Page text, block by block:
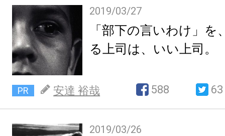
2019/03/27
「部下の言いわけ」
る上司は、いい上司。
PR 安達 裕哉 588 63
2019/03/26